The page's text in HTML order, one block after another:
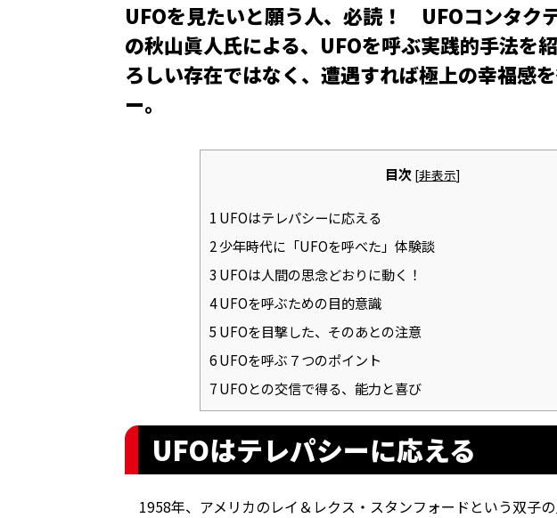
UFOを見たいと願う人、必読！ UFOコンタク
の秋山眞人氏による、UFOを呼ぶ実践的手法を
ろしい存在ではなく、遭遇すれば極上の幸福感
ー。
目次 [非表示]
1 UFOはテレパシーに応える
2少年時代に「UFOを呼べた」体験談
3 UFOは人間の思念どおりに動く！
4UFOを呼ぶための目的意識
5 UFOを目撃した、そのあとの注意
6UFOを呼ぶ７つのポイント
7UFOとの交信で得る、能力と喜び
UFOはテレパシーに応える
1958年、アメリカのレイ＆レクス・スタンフォードという双子